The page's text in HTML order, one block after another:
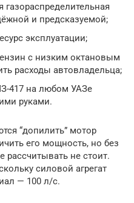
и предсказуемой;
эксплуатации;
с низким октановым
расходы автовладельца;
417 на любом УАЗе
руками.
“допилить” мотор
его мощность, но без
рассчитывать не стоит.
силовой агрегат
— 100 л/с.